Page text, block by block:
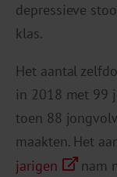
depressieve
klas.
Het aantal
in 2018 met 99
toen 88
maakten. Het
jarigen
nam